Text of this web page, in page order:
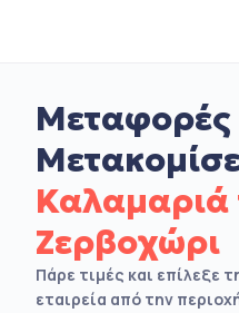
Μεταφορές
Ζερβοχώρι
Πάρε τιμές και επίλεξε
εταιρεία από την